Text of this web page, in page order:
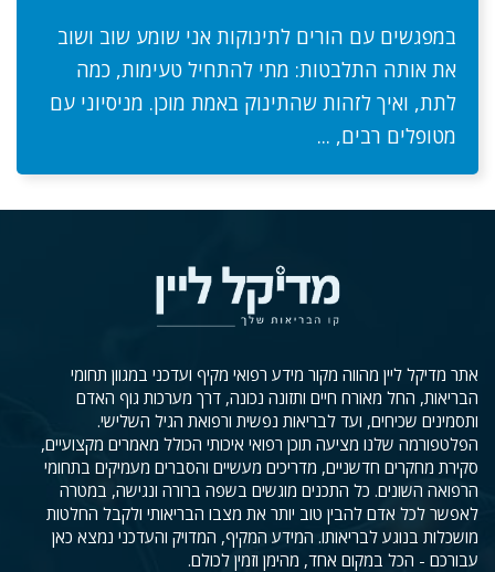
במפגשים עם הורים לתינוקות אני שומע שוב ושוב
את אותה התלבטות: מתי להתחיל טעימות, כמה
לתת, ואיך לזהות שהתינוק באמת מוכן. מניסיוני עם
מטופלים רבים, ...
אתר מדיקל ליין מהווה מקור מידע רפואי מקיף ועדכני במגוון תחומי
הבריאות, החל מאורח חיים ותזונה נכונה, דרך מערכות גוף האדם
ותסמינים שכיחים, ועד לבריאות נפשית ורפואת הגיל השלישי.
הפלטפורמה שלנו מציעה תוכן רפואי איכותי הכולל מאמרים מקצועיים,
סקירת מחקרים חדשניים, מדריכים מעשיים והסברים מעמיקים בתחומי
הרפואה השונים. כל התכנים מוגשים בשפה ברורה ונגישה, במטרה
לאפשר לכל אדם להבין טוב יותר את מצבו הבריאותי ולקבל החלטות
מושכלות בנוגע לבריאותו. המידע המקיף, המדויק והעדכני נמצא כאן
עבורכם - הכל במקום אחד, מהימן וזמין לכולם.